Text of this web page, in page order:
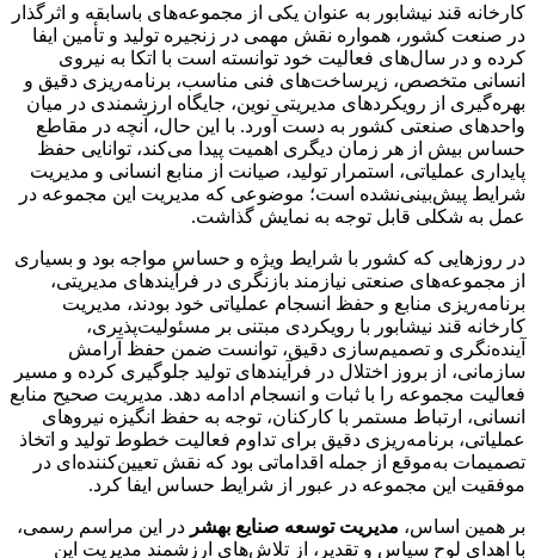
کارخانه قند نیشابور به عنوان یکی از مجموعه‌های باسابقه و اثرگذار
در صنعت کشور، همواره نقش مهمی در زنجیره تولید و تأمین ایفا
کرده و در سال‌های فعالیت خود توانسته است با اتکا به نیروی
انسانی متخصص، زیرساخت‌های فنی مناسب، برنامه‌ریزی دقیق و
بهره‌گیری از رویکردهای مدیریتی نوین، جایگاه ارزشمندی در میان
واحدهای صنعتی کشور به دست آورد. با این حال، آنچه در مقاطع
حساس بیش از هر زمان دیگری اهمیت پیدا می‌کند، توانایی حفظ
پایداری عملیاتی، استمرار تولید، صیانت از منابع انسانی و مدیریت
شرایط پیش‌بینی‌نشده است؛ موضوعی که مدیریت این مجموعه در
عمل به شکلی قابل توجه به نمایش گذاشت.
در روزهایی که کشور با شرایط ویژه و حساس مواجه بود و بسیاری
از مجموعه‌های صنعتی نیازمند بازنگری در فرآیندهای مدیریتی،
برنامه‌ریزی منابع و حفظ انسجام عملیاتی خود بودند، مدیریت
کارخانه قند نیشابور با رویکردی مبتنی بر مسئولیت‌پذیری،
آینده‌نگری و تصمیم‌سازی دقیق، توانست ضمن حفظ آرامش
سازمانی، از بروز اختلال در فرآیندهای تولید جلوگیری کرده و مسیر
فعالیت مجموعه را با ثبات و انسجام ادامه دهد. مدیریت صحیح منابع
انسانی، ارتباط مستمر با کارکنان، توجه به حفظ انگیزه نیروهای
عملیاتی، برنامه‌ریزی دقیق برای تداوم فعالیت خطوط تولید و اتخاذ
تصمیمات به‌موقع از جمله اقداماتی بود که نقش تعیین‌کننده‌ای در
موفقیت این مجموعه در عبور از شرایط حساس ایفا کرد.
بر همین اساس، مدیریت توسعه صنایع بهشر در این مراسم رسمی،
با اهدای لوح سپاس و تقدیر، از تلاش‌های ارزشمند مدیریت این